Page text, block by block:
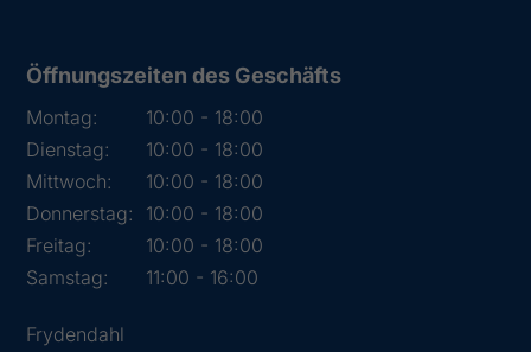
Öffnungszeiten des Geschäfts
Montag:
10:00 - 18:00
Dienstag:
10:00 - 18:00
Mittwoch:
10:00 - 18:00
Donnerstag:
10:00 - 18:00
Freitag:
10:00 - 18:00
Samstag:
11:00 - 16:00
Frydendahl